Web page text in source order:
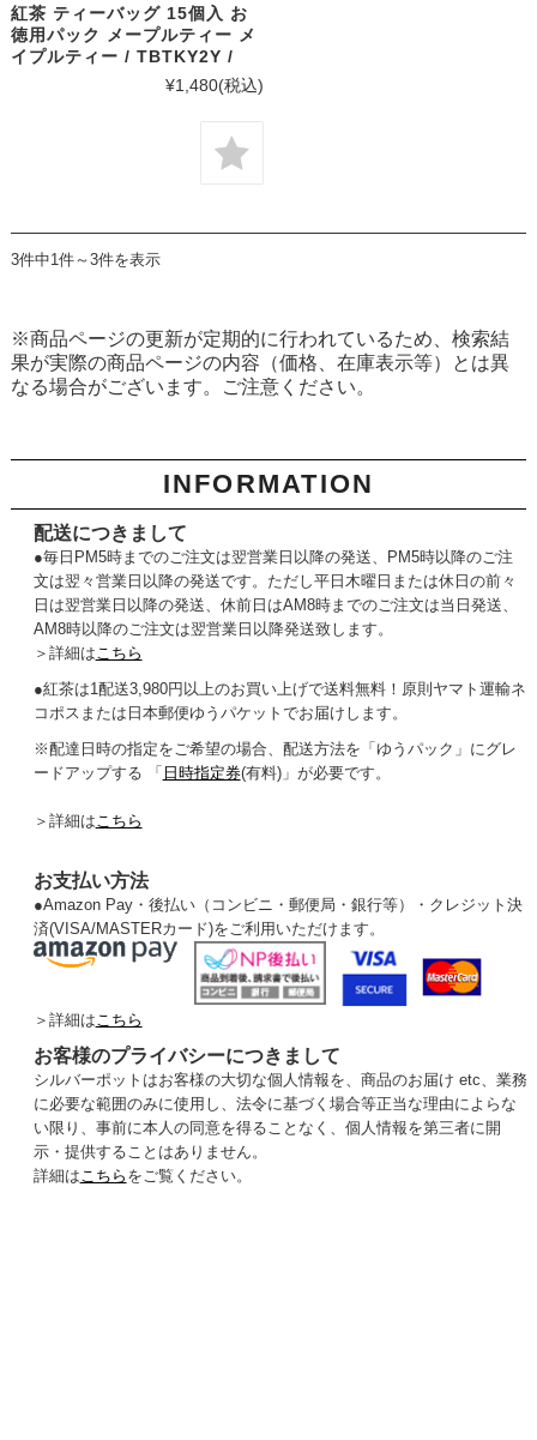
紅茶 ティーバッグ 15個入 お
徳用パック メープルティー メ
イプルティー / TBTKY2Y /
¥1,480(税込)
3件中1件～3件を表示
※商品ページの更新が定期的に行われているため、検索結
果が実際の商品ページの内容（価格、在庫表示等）とは異
なる場合がございます。ご注意ください。
INFORMATION
配送につきまして
●毎日PM5時までのご注文は翌営業日以降の発送、PM5時以降のご注
文は翌々営業日以降の発送です。ただし平日木曜日または休日の前々
日は翌営業日以降の発送、休前日はAM8時までのご注文は当日発送、
AM8時以降のご注文は翌営業日以降発送致します。
＞詳細は こちら
●紅茶は1配送3,980円以上のお買い上げで送料無料！原則ヤマト運輸ネ
コポスまたは日本郵便ゆうパケットでお届けします。
※配達日時の指定をご希望の場合、配送方法を「ゆうパック」にグレ
ードアップする 「 日時指定券(有料)」が必要です。
＞詳細は こちら
お支払い方法
●Amazon Pay・後払い（コンビニ・郵便局・銀行等）・クレジット決
済(VISA/MASTERカード)をご利用いただけます。
＞詳細はこちら
お客様のプライバシーにつきまして
シルバーポットはお客様の大切な個人情報を、商品のお届け etc、業務
に必要な範囲のみに使用し、法令に基づく場合等正当な理由によらな
い限り、事前に本人の同意を得ることなく、個人情報を第三者に開
示・提供することはありません。
詳細はこちら をご覧ください。